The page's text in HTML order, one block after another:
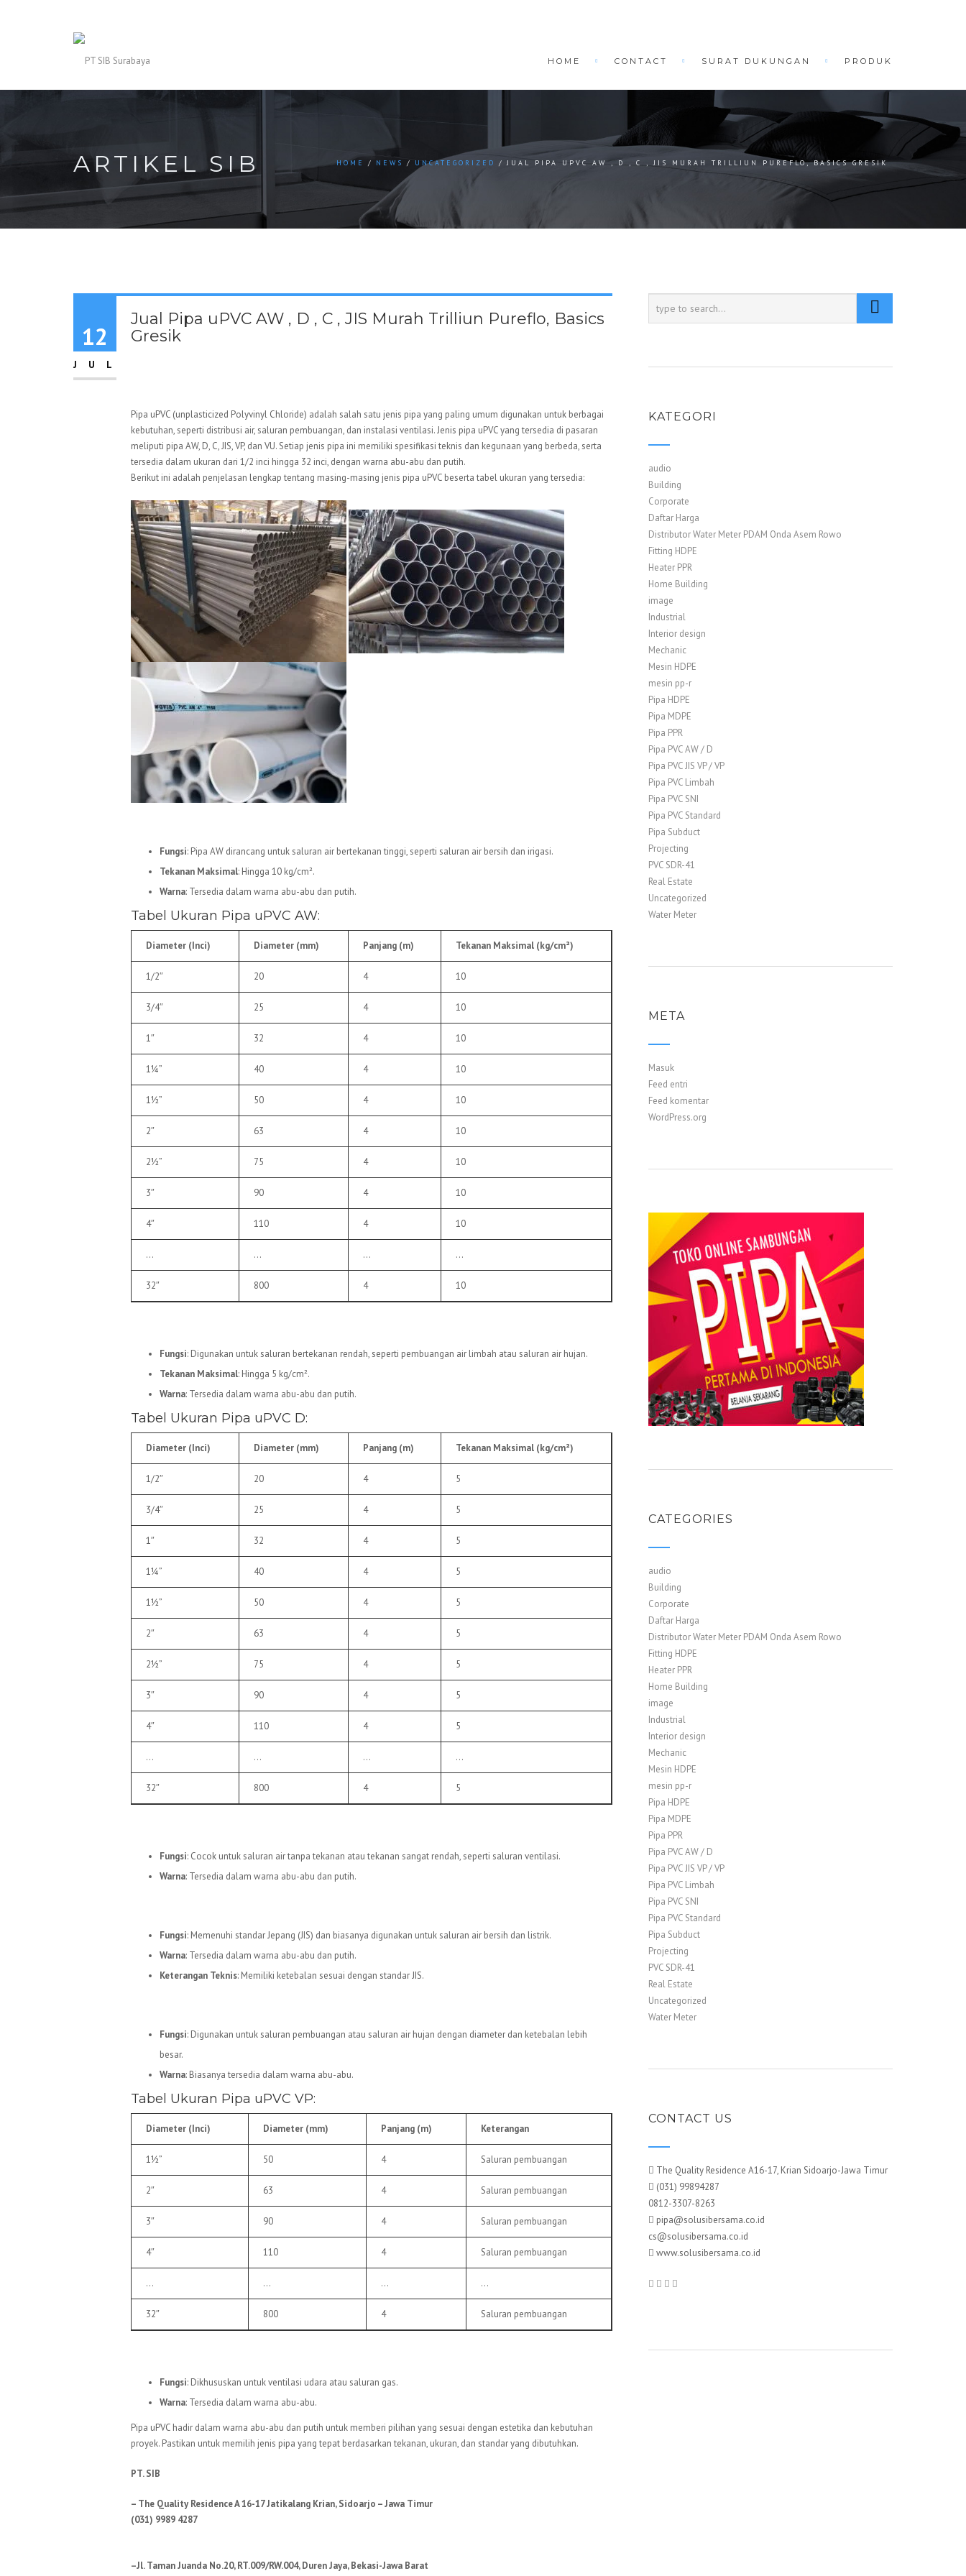
HOME CONTACT SURAT DUKUNGAN PRODUK
ARTIKEL SIB HOME NEWS UNCATEGORIZED JUAL PIPA UPVC AW , D , C , JIS MURAH TRILLIUN PUREFLO, BASICS GRESIK
12
JUL
Jual Pipa uPVC AW , D , C , JIS Murah Trilliun Pureflo, Basics
Gresik
Pipa uPVC (unplasticized Polyvinyl Chloride) adalah salah satu jenis pipa yang paling umum digunakan untuk berbagai
kebutuhan, seperti distribusi air, saluran pembuangan, dan instalasi ventilasi. Jenis pipa uPVC yang tersedia di pasaran
meliputi pipa AW, D, C, JIS, VP, dan VU. Setiap jenis pipa ini memiliki spesifikasi teknis dan kegunaan yang berbeda, serta
tersedia dalam ukuran dari 1/2 inci hingga 32 inci, dengan warna abu-abu dan putih.
Berikut ini adalah penjelasan lengkap tentang masing-masing jenis pipa uPVC beserta tabel ukuran yang tersedia:
Fungsi: Pipa AW dirancang untuk saluran air bertekanan tinggi, seperti saluran air bersih dan irigasi.
Tekanan Maksimal: Hingga 10 kg/cm².
Warna: Tersedia dalam warna abu-abu dan putih.
Tabel Ukuran Pipa uPVC AW:
Diameter (Inci) Diameter (mm) Panjang (m) Tekanan Maksimal (kg/cm²)
1/2″ 20 4 10
3/4″ 25 4 10
1″ 32 4 10
1¼” 40 4 10
1½” 50 4 10
2″ 63 4 10
2½” 75 4 10
3″ 90 4 10
4″ 110 4 10
… … … …
32″ 800 4 10
Fungsi: Digunakan untuk saluran bertekanan rendah, seperti pembuangan air limbah atau saluran air hujan.
Tekanan Maksimal: Hingga 5 kg/cm².
Warna: Tersedia dalam warna abu-abu dan putih.
Tabel Ukuran Pipa uPVC D:
Diameter (Inci) Diameter (mm) Panjang (m) Tekanan Maksimal (kg/cm²)
1/2″ 20 4 5
3/4″ 25 4 5
1″ 32 4 5
1¼” 40 4 5
1½” 50 4 5
2″ 63 4 5
2½” 75 4 5
3″ 90 4 5
4″ 110 4 5
… … … …
32″ 800 4 5
Fungsi: Cocok untuk saluran air tanpa tekanan atau tekanan sangat rendah, seperti saluran ventilasi.
Warna: Tersedia dalam warna abu-abu dan putih.
Fungsi: Memenuhi standar Jepang (JIS) dan biasanya digunakan untuk saluran air bersih dan listrik.
Warna: Tersedia dalam warna abu-abu dan putih.
Keterangan Teknis: Memiliki ketebalan sesuai dengan standar JIS.
Fungsi: Digunakan untuk saluran pembuangan atau saluran air hujan dengan diameter dan ketebalan lebih
besar.
Warna: Biasanya tersedia dalam warna abu-abu.
Tabel Ukuran Pipa uPVC VP:
Diameter (Inci) Diameter (mm) Panjang (m) Keterangan
1½” 50 4 Saluran pembuangan
2″ 63 4 Saluran pembuangan
3″ 90 4 Saluran pembuangan
4″ 110 4 Saluran pembuangan
… … … …
32″ 800 4 Saluran pembuangan
Fungsi: Dikhususkan untuk ventilasi udara atau saluran gas.
Warna: Tersedia dalam warna abu-abu.
Pipa uPVC hadir dalam warna abu-abu dan putih untuk memberi pilihan yang sesuai dengan estetika dan kebutuhan
proyek. Pastikan untuk memilih jenis pipa yang tepat berdasarkan tekanan, ukuran, dan standar yang dibutuhkan.
PT. SIB
– The Quality Residence A 16-17 Jatikalang Krian, Sidoarjo – Jawa Timur
(031) 9989 4287
–Jl. Taman Juanda No.20, RT.009/RW.004, Duren Jaya, Bekasi-Jawa Barat
KATEGORI
audio
Building
Corporate
Daftar Harga
Distributor Water Meter PDAM Onda Asem Rowo
Fitting HDPE
Heater PPR
Home Building
image
Industrial
Interior design
Mechanic
Mesin HDPE
mesin pp-r
Pipa HDPE
Pipa MDPE
Pipa PPR
Pipa PVC AW / D
Pipa PVC JIS VP / VP
Pipa PVC Limbah
Pipa PVC SNI
Pipa PVC Standard
Pipa Subduct
Projecting
PVC SDR-41
Real Estate
Uncategorized
Water Meter
META
Masuk
Feed entri
Feed komentar
WordPress.org
CATEGORIES
audio
Building
Corporate
Daftar Harga
Distributor Water Meter PDAM Onda Asem Rowo
Fitting HDPE
Heater PPR
Home Building
image
Industrial
Interior design
Mechanic
Mesin HDPE
mesin pp-r
Pipa HDPE
Pipa MDPE
Pipa PPR
Pipa PVC AW / D
Pipa PVC JIS VP / VP
Pipa PVC Limbah
Pipa PVC SNI
Pipa PVC Standard
Pipa Subduct
Projecting
PVC SDR-41
Real Estate
Uncategorized
Water Meter
CONTACT US
The Quality Residence A16-17, Krian Sidoarjo-Jawa Timur
(031) 99894287
0812-3307-8263
pipa@solusibersama.co.id
cs@solusibersama.co.id
www.solusibersama.co.id